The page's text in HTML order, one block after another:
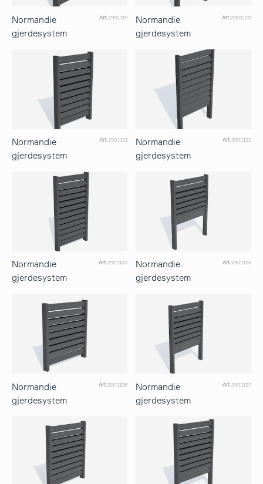
Normandie
gjerdesystem
Art.2901119
Normandie
gjerdesystem
Art.2901120
Normandie
gjerdesystem
Art.2901121
Normandie
gjerdesystem
Art.2901122
Normandie
gjerdesystem
Art.2901123
Normandie
gjerdesystem
Art.2901125
Normandie
gjerdesystem
Art.2901126
Normandie
gjerdesystem
Art.2901127